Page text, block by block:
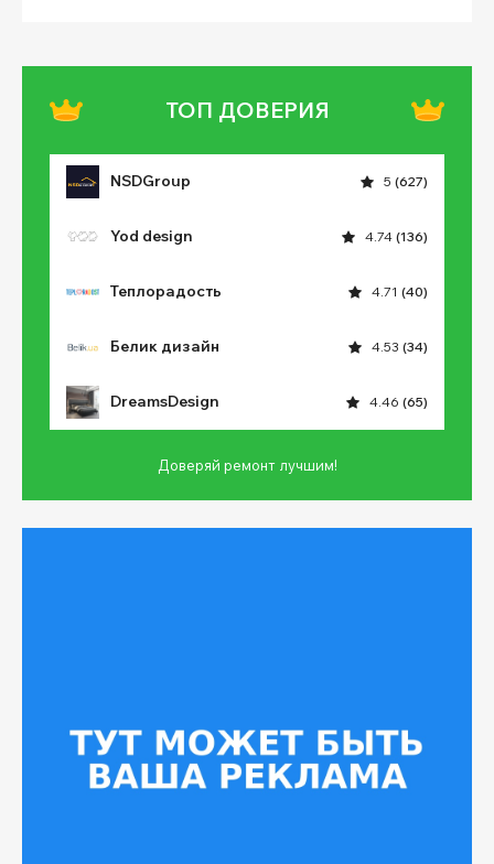
ТОП ДОВЕРИЯ
NSDGroup 5 (627)
Yod design 4.74 (136)
Теплорадость 4.71 (40)
Белик дизайн 4.53 (34)
DreamsDesign 4.46 (65)
Доверяй ремонт лучшим!